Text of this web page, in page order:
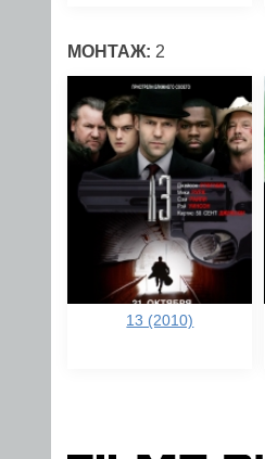
МОНТАЖ: 2
13 (2010)